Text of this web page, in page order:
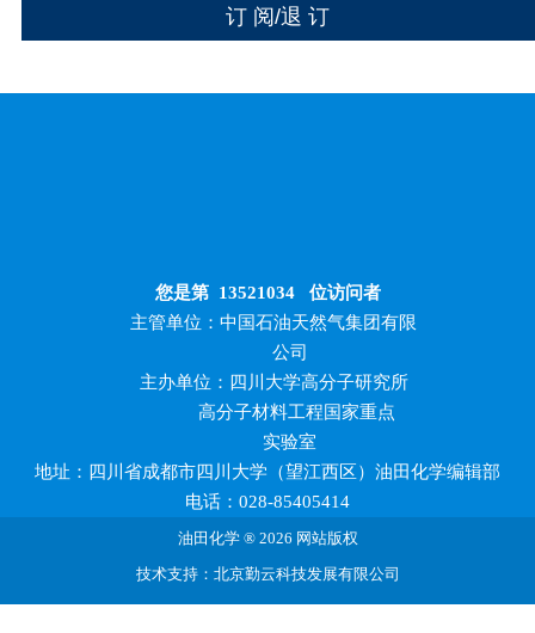
您是第 13521034位访问者
主管单位：中国石油天然气集团有限
公司
主办单位：四川大学高分子研究所
高分子材料工程国家重点
实验室
地址：四川省成都市四川大学（望江西区）油田化学编辑部
电话：028-85405414
油田化学 ® 2026 网站版权
技术支持：北京勤云科技发展有限公司